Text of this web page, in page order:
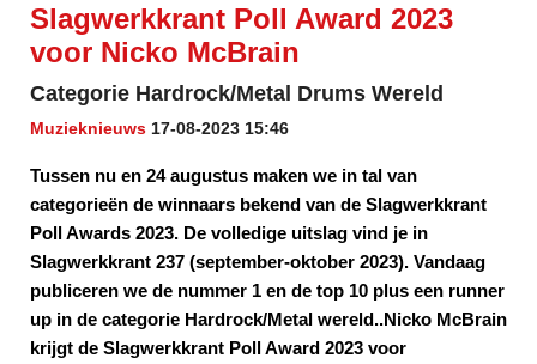
Slagwerkkrant Poll Award 2023
voor Nicko McBrain
Categorie Hardrock/Metal Drums Wereld
Muzieknieuws 17-08-2023 15:46
Tussen nu en 24 augustus maken we in tal van
categorieën de winnaars bekend van de Slagwerkkrant
Poll Awards 2023. De volledige uitslag vind je in
Slagwerkkrant 237 (september-oktober 2023). Vandaag
publiceren we de nummer 1 en de top 10 plus een runner
up in de categorie Hardrock/Metal wereld..Nicko McBrain
krijgt de Slagwerkkrant Poll Award 2023 voor